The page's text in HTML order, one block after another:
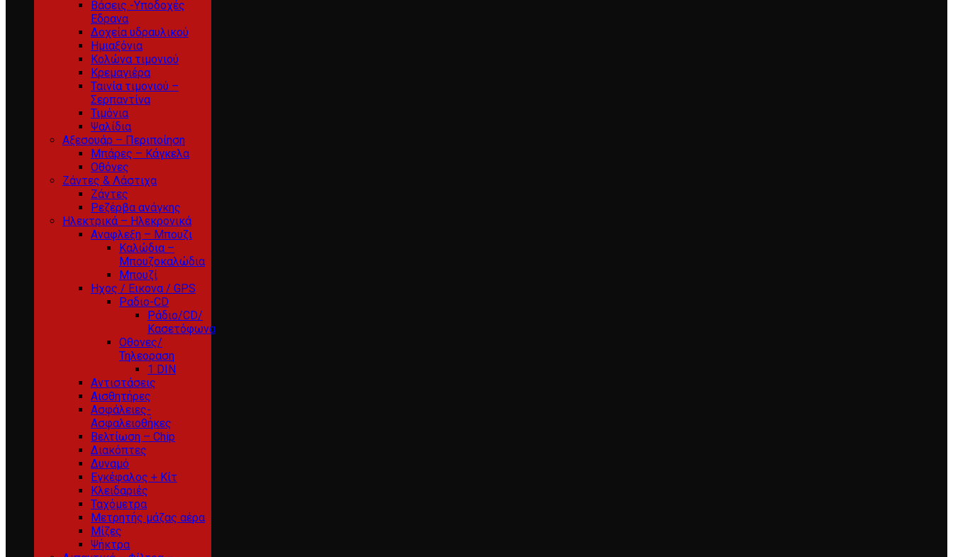
Βάσεις -Υποδοχές
Εδρανα
Δοχεία υδραυλικού
Ημιαξόνια
Κολώνα τιμονιού
Κρεμαγιέρα
Ταινία τιμονιού –
Σερπαντίνα
Τιμόνια
Ψαλίδια
Αξεσουάρ – Περιποίηση
Μπάρες – Κάγκελα
Οθόνες
Ζάντες & Λάστιχα
Ζάντες
Ρεζέρβα ανάγκης
Ηλεκτρικά – Ηλεκρονικά
Αναφλεξη – Μπουζι
Καλώδια –
Μπουζοκαλώδια
Μπουζί
Ηχος / Εικονα / GPS
Ραδιο-CD
Ράδιο/CD/
Κασετόφωνα
Οθονες/
Τηλεοραση
1 DIN
Αντιστάσεις
Αισθητήρες
Ασφάλειες-
Ασφαλειοθήκες
Βελτίωση – Chip
Διακόπτες
Δυναμό
Εγκέφαλος + Κίτ
Κλειδαριές
Ταχόμετρα
Μετρητής μάζας αέρα
Μίζες
Ψήκτρα